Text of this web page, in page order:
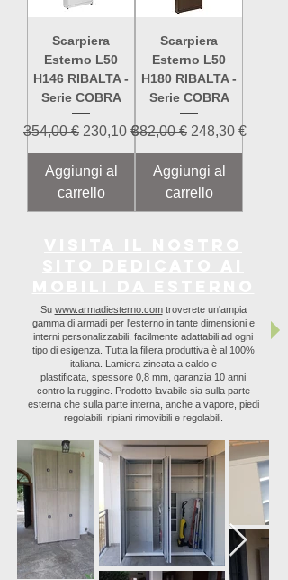
Scarpiera
Esterno L50
H146 RIBALTA -
Serie COBRA
Prezzo regolare
354,00 € Prezzo scontato
230,10 €
Aggiungi al
carrello
Scarpiera
Esterno L50
H180 RIBALTA -
Serie COBRA
Prezzo regolare
382,00 € Prezzo scontato
248,30 €
Aggiungi al
carrello
Su www.armadiesterno.comtroverete un'ampia
gamma di armadi per l'esterno in tante dimensioni e
interni personalizzabili, facilmente adattabili ad ogni
tipo di esigenza. Tutta la filiera produttiva è al 100%
italiana. Lamiera zincata a caldo e
plastificata, spessore 0,8 mm, garanzia 10 anni
contro la ruggine. Prodotto lavabile sia sulla parte
esterna che sulla parte interna, anche a vapore, piedi
regolabili, ripiani rimovibili e regolabili.